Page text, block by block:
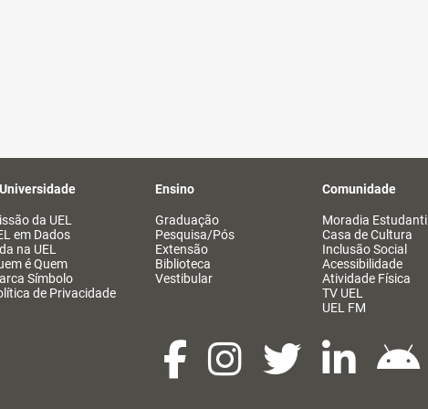
da UEL
em Dados
na UEL
é Quem
Símbolo
de Privacidade
Ensino
Graduação
Pesquisa/Pós
Extensão
Biblioteca
Vestibular
Comunidade
Moradia Estudantil
Casa de Cultura
Inclusão Social
Acessibilidade
Atividade Física
TV UEL
UEL FM